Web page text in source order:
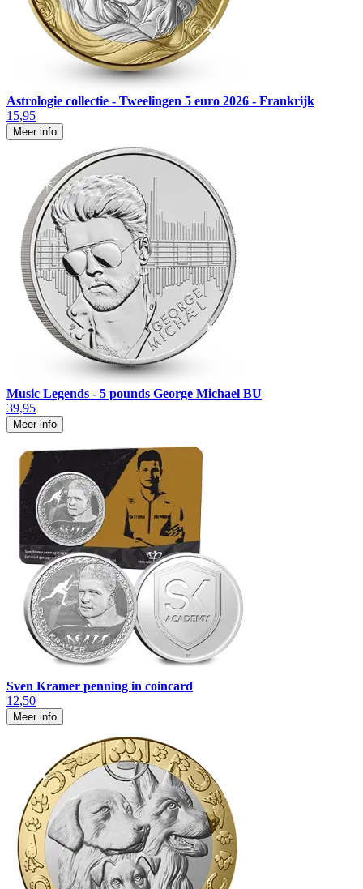
Astrologie collectie - Tweelingen 5 euro 2026 - Frankrijk
15,95
Meer info
Music Legends - 5 pounds George Michael BU
39,95
Meer info
Sven Kramer penning in coincard
12,50
Meer info